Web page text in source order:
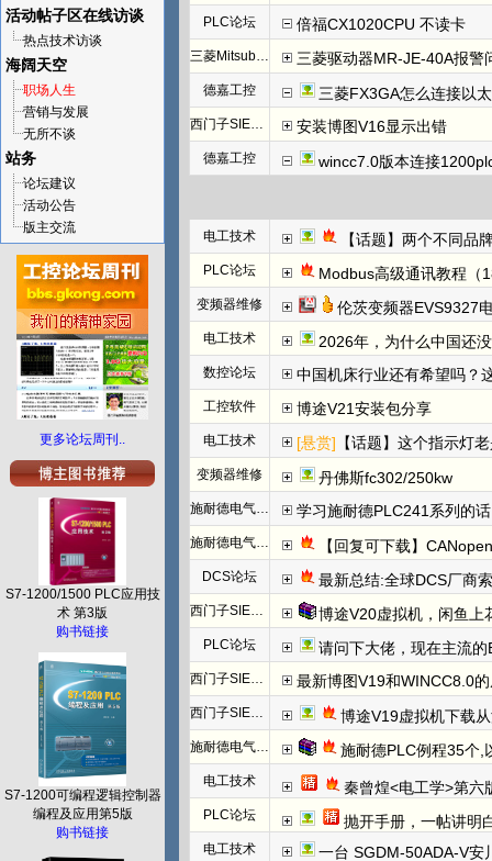
活动帖子区在线访谈
热点技术访谈
海阔天空
职场人生
营销与发展
无所不谈
站务
论坛建议
活动公告
版主交流
更多论坛周刊..
S7-1200/1500 PLC应用技
术 第3版
购书链接
S7-1200可编程逻辑控制器
编程及应用第5版
购书链接
PLC论坛 倍福CX1020CPU 不读卡
三菱Mitsubishi 三菱驱动器MR-JE-40A报警
德嘉工控 三菱FX3GA怎么连接以
西门子SIEMENS 安装博图V16显示出错
德嘉工控 wincc7.0版本连接
电工技术 【话题】两个不同品
PLC论坛 Modbus高级通讯教程（
变频器维修 伦茨变频器EVS9327
电工技术 2026年，为什么中国还
数控论坛 中国机床行业还有希望吗？
工控软件 博途V21安装包分享
电工技术 [悬赏] 【话题】这个指示灯
变频器维修 丹佛斯fc302/250kw
施耐德电气PLC 学习施耐德PLC241系列的
施耐德电气PLC 【回复可下载】
DCS论坛 最新总结:全球DCS厂商
西门子SIEMENS 博途V20虚拟机，闲鱼上
PLC论坛 请问下大佬，现在主流的
西门子SIEMENS 最新博图V19和WINCC8.0
西门子SIEMENS 博途V19虚拟机下载
施耐德电气PLC 施耐德PLC例程35个,
电工技术 秦曾煌<电工学>第六
PLC论坛 抛开手册，一帖讲明白欧姆龙NC
电工技术 一台 SGDM-50ADA-V安